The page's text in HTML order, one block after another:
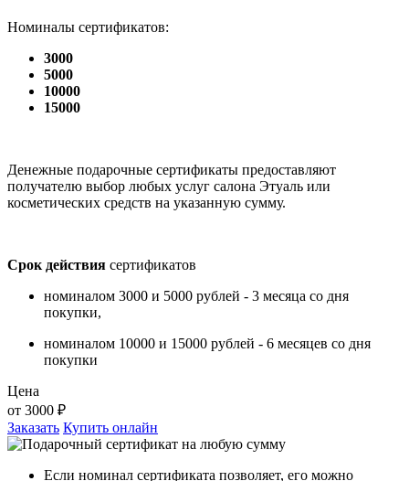
Номиналы сертификатов:
3000
5000
10000
15000
Денежные подарочные сертификаты предоставляют
получателю выбор любых услуг салона Этуаль или
косметических средств на указанную сумму.
Срок действия сертификатов
номиналом 3000 и 5000 рублей - 3 месяца со дня
покупки,
номиналом 10000 и 15000 рублей - 6 месяцев со дня
покупки
Цена
от 3000 ₽
Заказать Купить онлайн
Если номинал сертификата позволяет, его можно